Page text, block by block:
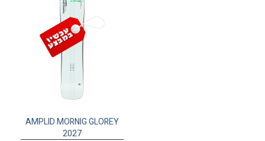
AMPLID MORNIG GLOREY
2027